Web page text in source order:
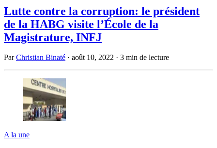
Lutte contre la corruption: le président
de la HABG visite l’École de la
Magistrature, INFJ
ParChristian Binaté · août 10, 2022 · 3 min de lecture
A la une